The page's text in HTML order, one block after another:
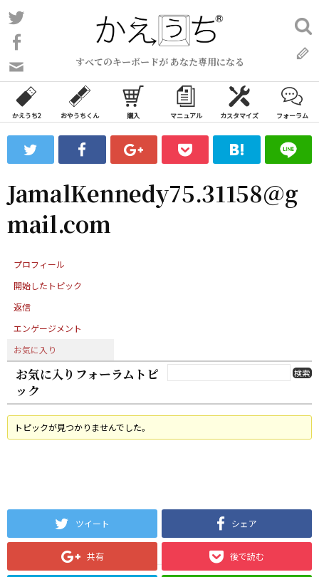
コ
ン
ン
ツ
ス
ッ
プ
すべてのキーボードが あなた専用になる
い
合
わ
フ
ォ
ム
検
索:
かえうち2 おやうちくん 購入 マニュアル カスタマイズ フォーラム
JamalKennedy75.31158@g
mail.com
プロフィール
開始したトピック
返信
エンゲージメント
お気に入り
お気に入りフォーラムトピ
ック
トピックが見つかりませんでした。
ツイート シェア
共有 後で読む